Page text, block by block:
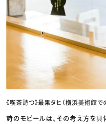
《喫茶詩つ》最果タヒ（横浜美術
詩のモビールは、その考え方を具